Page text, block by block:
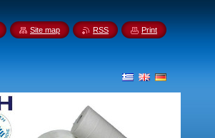
Site map RSS Print